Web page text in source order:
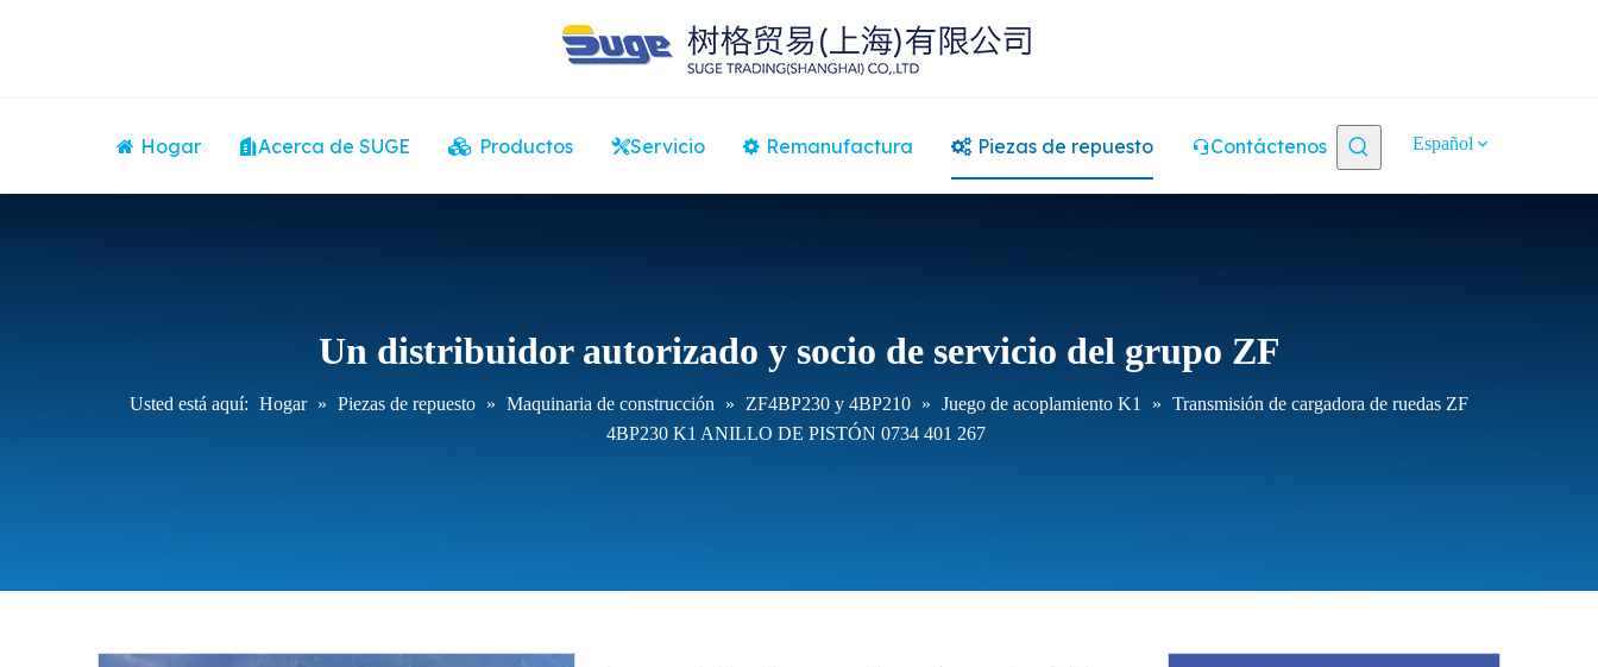
Hogar Acerca de SUGE Productos Servicio Remanufactura Piezas de repuesto Contáctenos Español
Un distribuidor autorizado y socio de servicio del grupo ZF
Usted está aquí: Hogar » Piezas de repuesto » Maquinaria de construcción » ZF4BP230 y 4BP210 » Juego de acoplamiento K1 » Transmisión de cargadora de ruedas ZF
4BP230 K1 ANILLO DE PISTÓN 0734 401 267